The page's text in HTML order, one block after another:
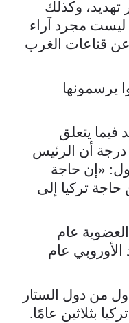
تهديد، وكذلك
مجرد آراء
قناعات الغرب
يرسمونها
يتعلق
درجة أن الرئيس
«إن حاجة
حاجة تركيا إلى
عام
الأوروبي عام
من دول الستار
بثلاثين عامًا.